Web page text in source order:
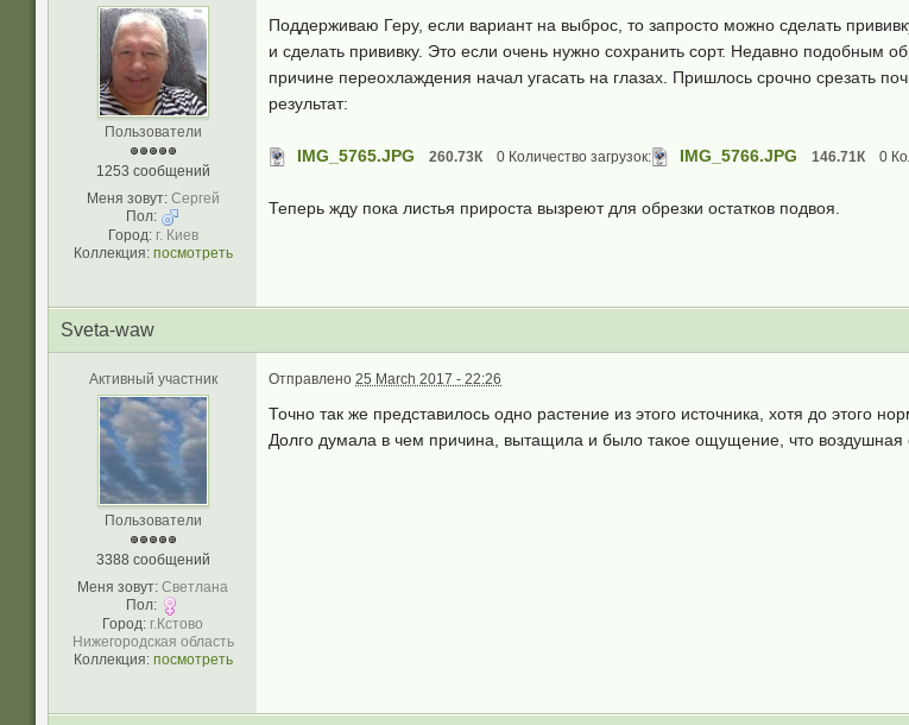
Пользователи
1253 сообщений
Меня зовут: Сергей
Пол:
Город: г. Киев
Коллекция: посмотреть
Поддерживаю Геру, если вариант на выброс, то запросто можно сделать
и сделать прививку. Это если очень нужно сохранить сорт. Недавно
причине переохлаждения начал угасать на глазах. Пришлось срочно срезать
результат:
IMG_5765.JPG 260.73К 0 Количество загрузок: IMG_5766.JPG 146.71К 0
Теперь жду пока листья прироста вызреют для обрезки остатков подвоя.
Sveta-waw
Активный участник
Пользователи
3388 сообщений
Меня зовут: Светлана
Пол:
Город: г.Кстово
Нижегородская область
Коллекция: посмотреть
Отправлено 25 March 2017 - 22:26
Точно так же представилось одно растение из этого источника, хотя до этого
Долго думала в чем причина, вытащила и было такое ощущение, что воздушная